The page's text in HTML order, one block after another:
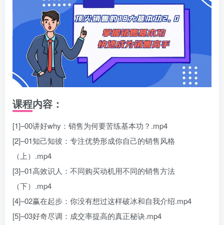
课程内容：
[1]–00讲好why：销售为何要苦练基本功？.mp4
[2]–01知己知彼：专注优势形成你自己的销售风格
（上）.mp4
[3]–01高效识人：不同购买动机用不同的销售方法
（下）.mp4
[4]–02赢在起步：你没有想过这样破冰和自我介绍.mp4
[5]–03好奇尽调：成交率提高的真正秘诀.mp4